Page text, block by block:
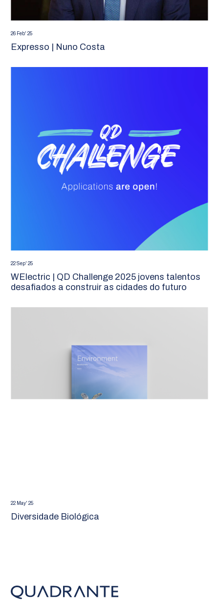
26 Feb' 25
Expresso | Nuno Costa
22 Sep' 25
WElectric | QD Challenge 2025 jovens talentos
desafiados a construir as cidades do futuro
22 May' 25
Diversidade Biológica